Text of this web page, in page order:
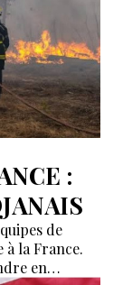
:
de
à la France.
en